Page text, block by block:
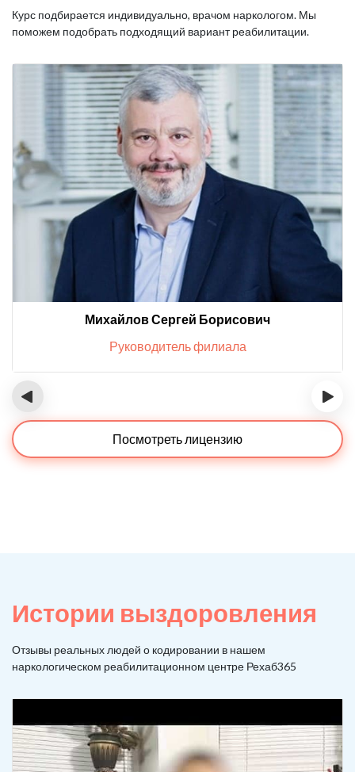
Курс подбирается индивидуально, врачом наркологом. Мы
поможем подобрать подходящий вариант реабилитации.
Михайлов Сергей Борисович
Руководитель филиала
‹ ›
Посмотреть лицензию
Истории выздоровления
Отзывы реальных людей о кодировании в нашем
наркологическом реабилитационном центре Рехаб365